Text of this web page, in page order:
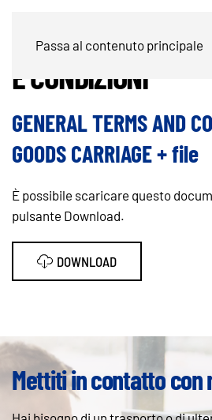
Passa al contenuto principale
CONFERMA
E CONDIZIONI
GENERAL TERMS AND
GOODS CARRIAGE + file
È possibile scaricare questo
pulsante Download.
DOWNLOAD
Mettiti in contatto con